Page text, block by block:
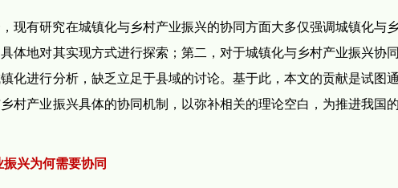
现有研究在城镇化与乡村产业振兴的协同方面大多仅强调城镇化与
体地对其实现方式进行探索；第二，对于城镇化与乡村产业振兴协
化进行分析，缺乏立足于县域的讨论。基于此，本文的贡献是试图
村产业振兴具体的协同机制，以弥补相关的理论空白，为推进我国
兴为何需要协同